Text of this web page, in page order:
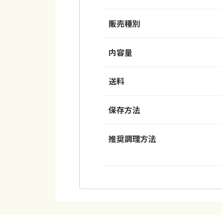
販売種別
内容量
送料
保存方法
推奨調理方法